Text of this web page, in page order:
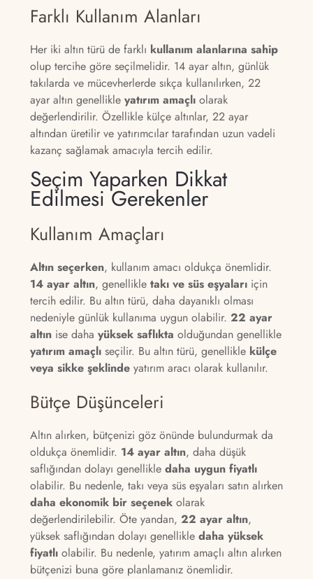
Farklı Kullanım Alanları
Her iki altın türü de farklı kullanım alanlarına sahip
olup tercihe göre seçilmelidir. 14 ayar altın, günlük
takılarda ve mücevherlerde sıkça kullanılırken, 22
ayar altın genellikle yatırım amaçlı olarak
değerlendirilir. Özellikle külçe altınlar, 22 ayar
altından üretilir ve yatırımcılar tarafından uzun vadeli
kazanç sağlamak amacıyla tercih edilir.
Seçim Yaparken Dikkat
Edilmesi Gerekenler
Kullanım Amaçları
Altın seçerken, kullanım amacı oldukça önemlidir.
14 ayar altın, genellikle takı ve süs eşyaları için
tercih edilir. Bu altın türü, daha dayanıklı olması
nedeniyle günlük kullanıma uygun olabilir. 22 ayar
altın ise daha yüksek saflıkta olduğundan genellikle
yatırım amaçlı seçilir. Bu altın türü, genellikle külçe
veya sikke şeklinde yatırım aracı olarak kullanılır.
Bütçe Düşünceleri
Altın alırken, bütçenizi göz önünde bulundurmak da
oldukça önemlidir. 14 ayar altın, daha düşük
saflığından dolayı genellikle daha uygun fiyatlı
olabilir. Bu nedenle, takı veya süs eşyaları satın alırken
daha ekonomik bir seçenek olarak
değerlendirilebilir. Öte yandan, 22 ayar altın,
yüksek saflığından dolayı genellikle daha yüksek
fiyatlı olabilir. Bu nedenle, yatırım amaçlı altın alırken
bütçenizi buna göre planlamanız önemlidir.